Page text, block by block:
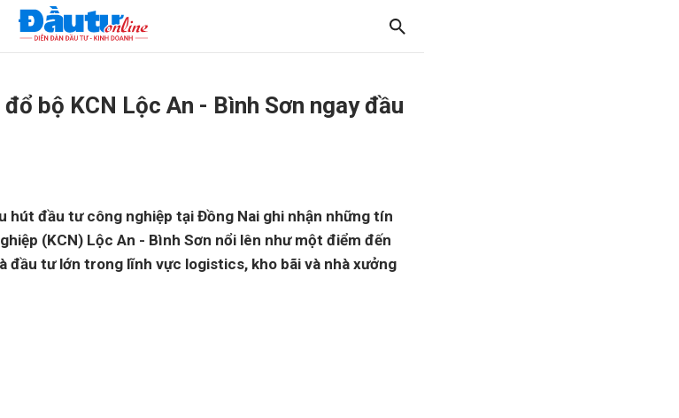
bộ KCN Lộc An - Bình Sơn ngay đầu
hút đầu tư công nghiệp tại Đồng Nai ghi nhận những tín
(KCN) Lộc An - Bình Sơn nổi lên như một điểm đến
đầu tư lớn trong lĩnh vực logistics, kho bãi và nhà xưởng